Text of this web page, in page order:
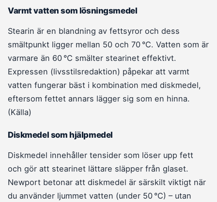
Varmt vatten som lösningsmedel
Stearin är en blandning av fettsyror och dess
smältpunkt ligger mellan 50 och 70 °C. Vatten som är
varmare än 60 °C smälter stearinet effektivt.
Expressen (livsstilsredaktion) påpekar att varmt
vatten fungerar bäst i kombination med diskmedel,
eftersom fettet annars lägger sig som en hinna.
(Källa)
Diskmedel som hjälpmedel
Diskmedel innehåller tensider som löser upp fett
och gör att stearinet lättare släpper från glaset.
Newport betonar att diskmedel är särskilt viktigt när
du använder ljummet vatten (under 50 °C) – utan